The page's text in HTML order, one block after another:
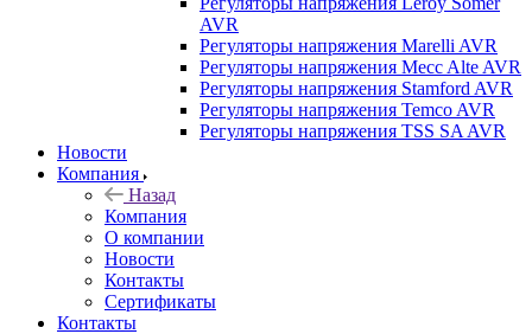
AVR
Регуляторы напряжения Marelli AVR
Регуляторы напряжения Mecc Alte AVR
Регуляторы напряжения Stamford AVR
Регуляторы напряжения Temco AVR
Регуляторы напряжения TSS SA AVR
Новости
Компания
Назад
Компания
О компании
Новости
Контакты
Сертификаты
Контакты